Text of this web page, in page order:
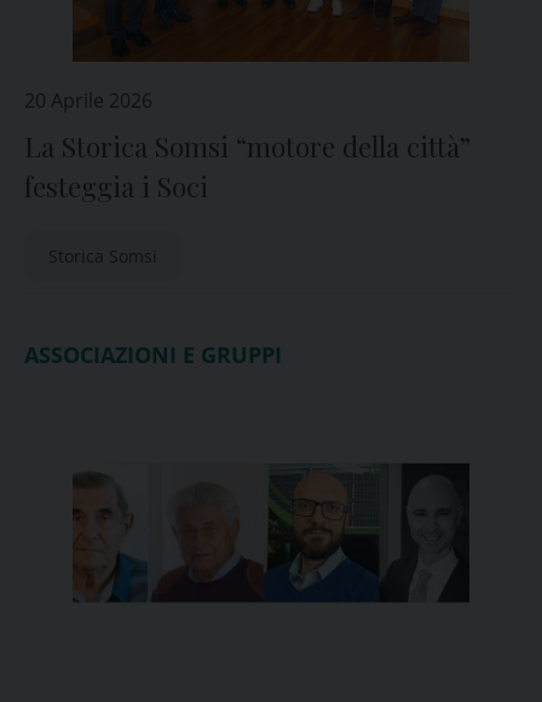
20 Aprile 2026
La Storica Somsi “motore della città”
festeggia i Soci
Storica Somsi
ASSOCIAZIONI E GRUPPI